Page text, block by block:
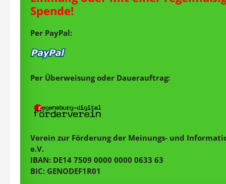
Spende!
Per PayPal:
Per Überweisung oder Dauerauftrag:
Verein zur Förderung der Meinungs- und
e.V.
IBAN: DE14 7509 0000 0000 0633 63
BIC: GENODEF1R01